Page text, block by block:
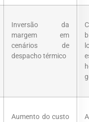
Inversão da
margem em
cenários de
despacho térmico
Aumento do custo